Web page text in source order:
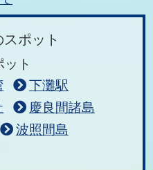
ポット
ト
下灘駅
慶良間諸島
波照間島